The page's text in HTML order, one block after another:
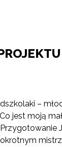
–
jest moją